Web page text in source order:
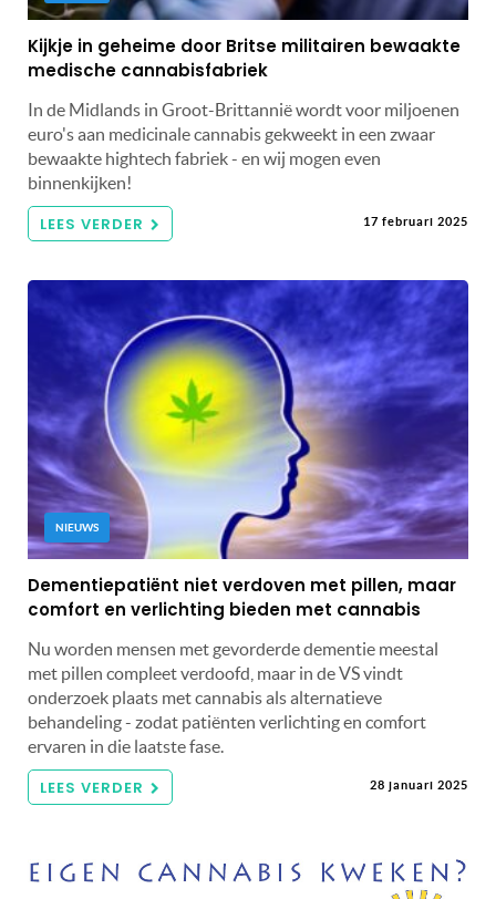
Kijkje in geheime door Britse militairen bewaakte
medische cannabisfabriek
In de Midlands in Groot-Brittannië wordt voor miljoenen
euro's aan medicinale cannabis gekweekt in een zwaar
bewaakte hightech fabriek - en wij mogen even
binnenkijken!
LEES VERDER 17 februari 2025
NIEUWS
Dementiepatiënt niet verdoven met pillen, maar
comfort en verlichting bieden met cannabis
Nu worden mensen met gevorderde dementie meestal
met pillen compleet verdoofd, maar in de VS vindt
onderzoek plaats met cannabis als alternatieve
behandeling - zodat patiënten verlichting en comfort
ervaren in die laatste fase.
LEES VERDER 28 januari 2025